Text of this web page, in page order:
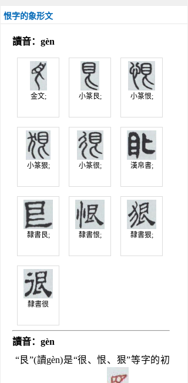
恨字的象形文
讀音：gèn
金文; 小篆艮; 小篆恨;
小篆狠; 小篆很; 漢帛書;
隸書艮; 隸書恨; 隸書狠;
隸書很
讀音：gèn